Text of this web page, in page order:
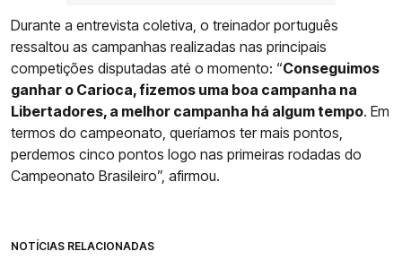
Durante a entrevista coletiva, o treinador português
ressaltou as campanhas realizadas nas principais
competições disputadas até o momento: “Conseguimos
ganhar o Carioca, fizemos uma boa campanha na
Libertadores, a melhor campanha há algum tempo. Em
termos do campeonato, queríamos ter mais pontos,
perdemos cinco pontos logo nas primeiras rodadas do
Campeonato Brasileiro”, afirmou.
NOTÍCIAS RELACIONADAS